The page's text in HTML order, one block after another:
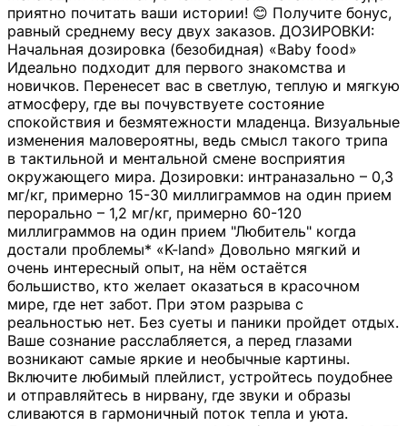
приятно почитать ваши истории! 😊 Получите бонус,
равный среднему весу двух заказов. ДОЗИРОВКИ:
Начальная дозировка (безобидная) «Baby food»
Идеально подходит для первого знакомства и
новичков. Перенесет вас в светлую, теплую и мягкую
атмосферу, где вы почувствуете состояние
спокойствия и безмятежности младенца. Визуальные
изменения маловероятны, ведь смысл такого трипа
в тактильной и ментальной смене восприятия
окружающего мира. Дозировки: интраназально – 0,3
мг/кг, примерно 15-30 миллиграммов на один прием
перорально – 1,2 мг/кг, примерно 60-120
миллиграммов на один прием "Любитель" когда
достали проблемы* «K-land» Довольно мягкий и
очень интересный опыт, на нём остаётся
большиство, кто желает оказаться в красочном
мире, где нет забот. При этом разрыва с
реальностью нет. Без суеты и паники пройдет отдых.
Ваше сознание расслабляется, а перед глазами
возникают самые яркие и необычные картины.
Включите любимый плейлист, устройтесь поудобнее
и отправляйтесь в нирвану, где звуки и образы
сливаются в гармоничный поток тепла и уюта.